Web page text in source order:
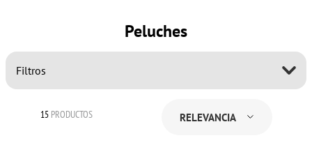
Peluches
Filtros
15 PRODUCTOS RELEVANCIA